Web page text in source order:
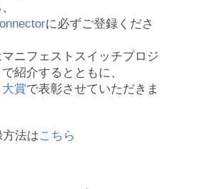
に必ずご登録くださ
ニフェストスイッチプロジ
紹介するとともに、
賞で表彰させていただきま
法はこちら